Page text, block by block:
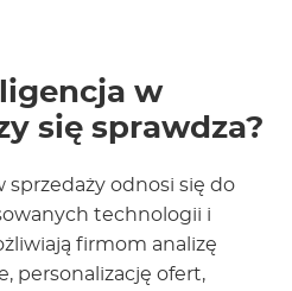
w
się sprawdza?
sprzedaży odnosi się do
technologii i
firmom analizę
personalizację ofert,